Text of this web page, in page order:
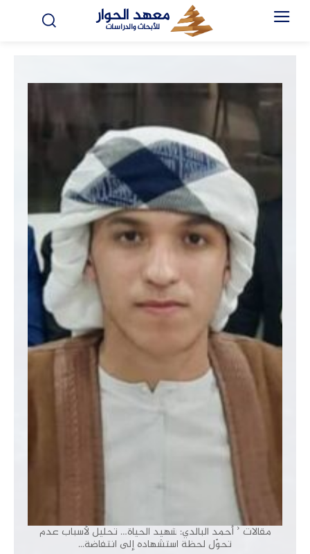
معهد الحوار
للأبحاث والدراسات
مقالات أحمد البالدي: شهيد الحياة… تحليل لأسباب عدم
تحوّل لحظة استشهاده إلى انتفاضة...